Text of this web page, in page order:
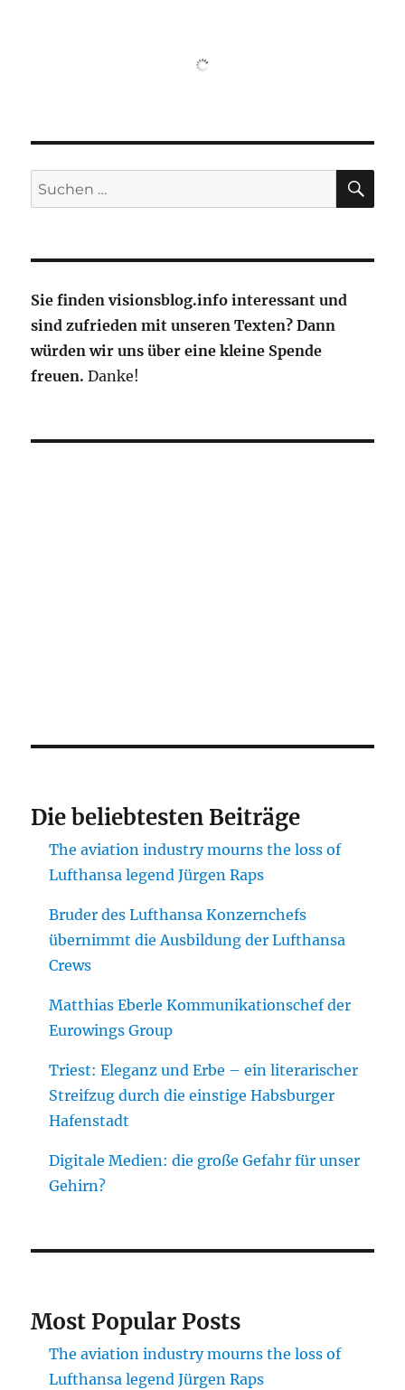
in
Suche
nach:
Sie finden visionsblog.info interessant und
sind zufrieden mit unseren Texten? Dann
würden wir uns über eine kleine Spende
freuen. Danke!
Die beliebtesten Beiträge
The aviation industry mourns the loss of
Lufthansa legend Jürgen Raps
Bruder des Lufthansa Konzernchefs
übernimmt die Ausbildung der Lufthansa
Crews
Matthias Eberle Kommunikationschef der
Eurowings Group
Triest: Eleganz und Erbe – ein literarischer
Streifzug durch die einstige Habsburger
Hafenstadt
Digitale Medien: die große Gefahr für unser
Gehirn?
Most Popular Posts
The aviation industry mourns the loss of
Lufthansa legend Jürgen Raps